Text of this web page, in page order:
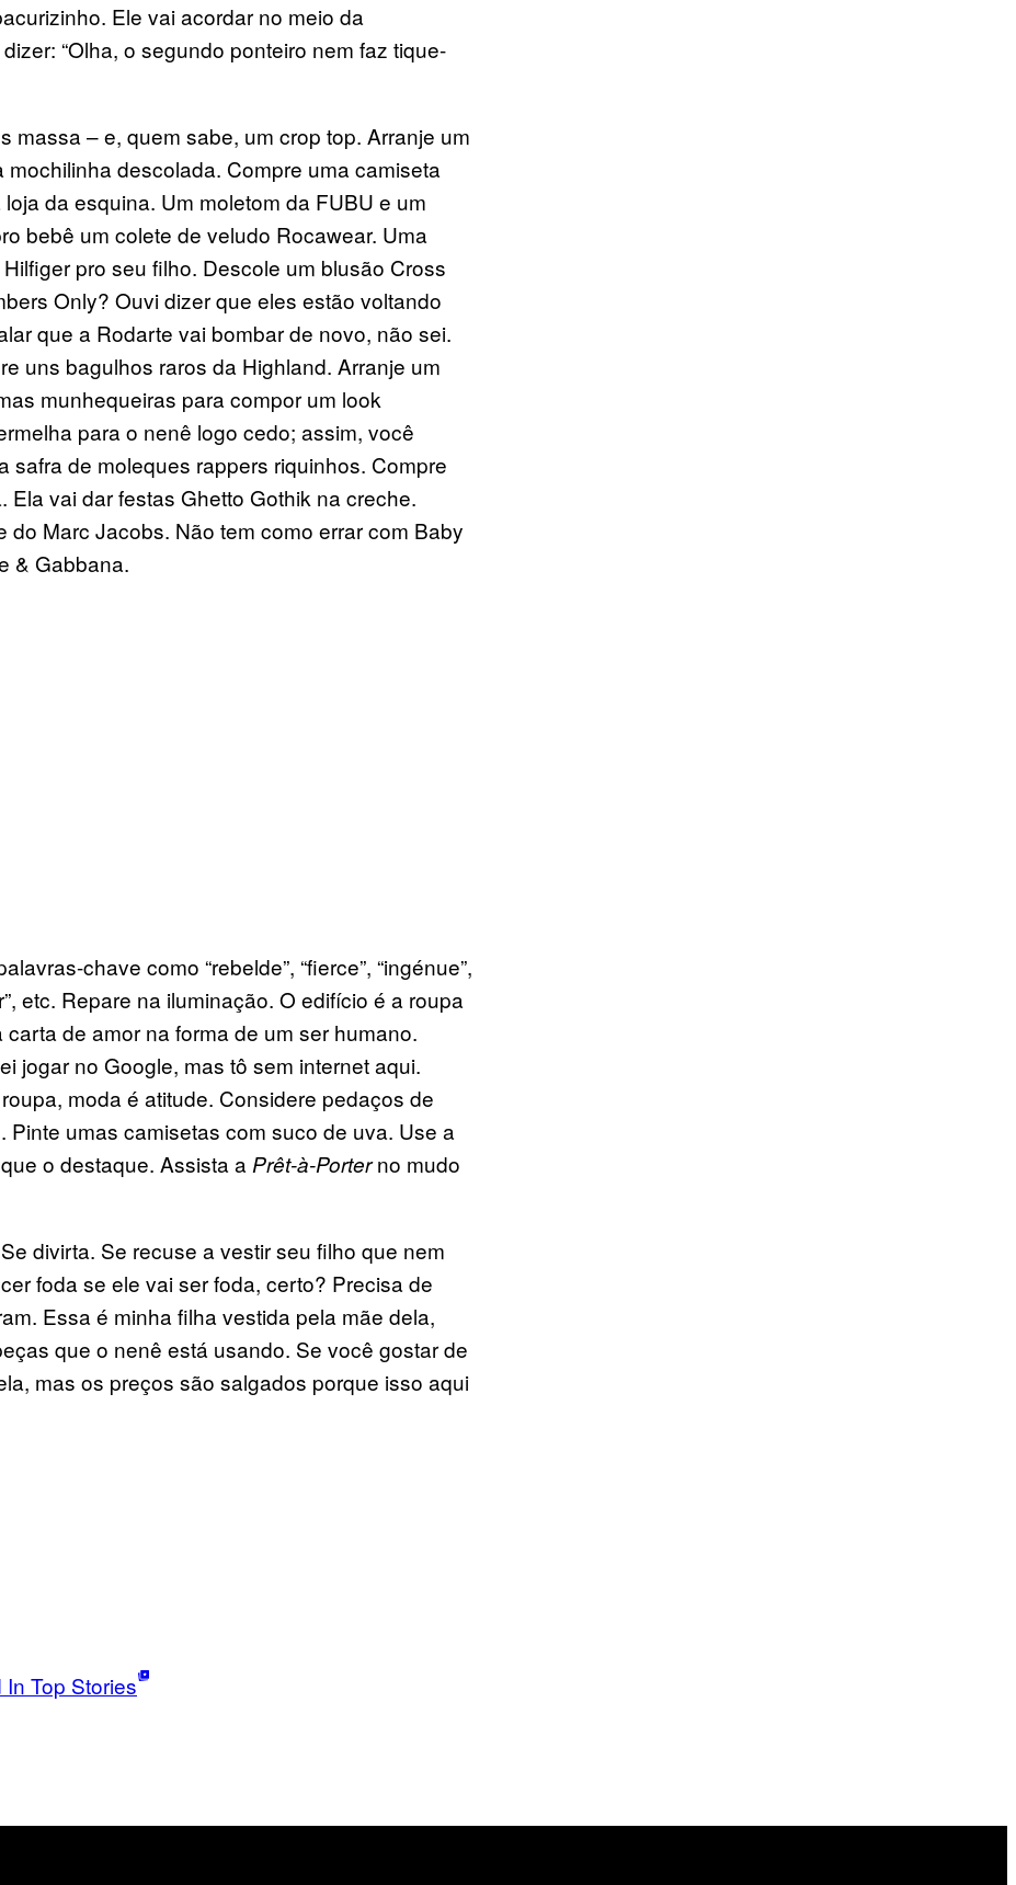
Ele vai acordar no meio da
“Olha, o segundo ponteiro nem faz tique-
massa – e, quem sabe, um crop top. Arranje um
descolada. Compre uma camiseta
da esquina. Um moletom da FUBU e um
bebê um colete de veludo Rocawear. Uma
pro seu filho. Descole um blusão Cross
Only? Ouvi dizer que eles estão voltando
que a Rodarte vai bombar de novo, não sei.
uns bagulhos raros da Highland. Arranje um
munhequeiras para compor um look
para o nenê logo cedo; assim, você
safra de moleques rappers riquinhos. Compre
vai dar festas Ghetto Gothik na creche.
Marc Jacobs. Não tem como errar com Baby
& Gabbana.
chave como “rebelde”, “fierce”, “ingénue”,
etc. Repare na iluminação. O edifício é a roupa
de amor na forma de um ser humano.
jogar no Google, mas tô sem internet aqui.
moda é atitude. Considere pedaços de
umas camisetas com suco de uva. Use a
o destaque. Assista a Prêt-à-Porterno mudo
divirta. Se recuse a vestir seu filho que nem
foda se ele vai ser foda, certo? Precisa de
Essa é minha filha vestida pela mãe dela,
que o nenê está usando. Se você gostar de
mas os preços são salgados porque isso aqui
Top Stories